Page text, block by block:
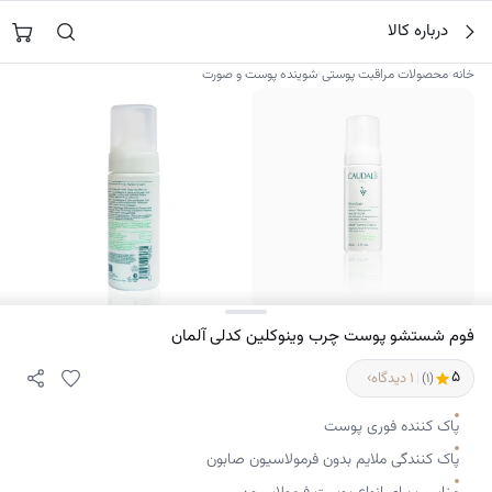
محتوا
جستجو در
درباره کالا
خانه›محصولات مراقبت پوستی›شوینده پوست و صورت
فوم شستشو پوست چرب وینوکلین کدلی آلمان
۵ (۱) ۱ دیدگاه ›
پاک کننده فوری پوست
پاک کنندگی ملایم بدون فرمولاسیون صابون